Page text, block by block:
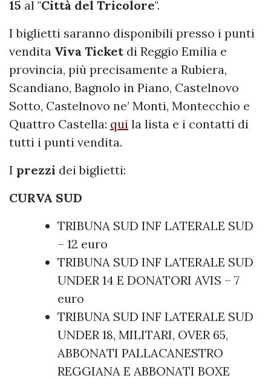
15 al "Città del Tricolore".
I biglietti saranno disponibili presso i punti
vendita Viva Ticketdi Reggio Emilia e
provincia, più precisamente a Rubiera,
Scandiano, Bagnolo in Piano, Castelnovo
Sotto, Castelnovo ne’ Monti, Montecchio e
Quattro Castella: qui la lista e i contatti di
tutti i punti vendita.
I prezzi dei biglietti:
CURVA SUD
TRIBUNA SUD INF LATERALE SUD
– 12 euro
TRIBUNA SUD INF LATERALE SUD
UNDER 14 E DONATORI AVIS – 7
euro
TRIBUNA SUD INF LATERALE SUD
UNDER 18, MILITARI, OVER 65,
ABBONATI PALLACANESTRO
REGGIANA E ABBONATI BOXE